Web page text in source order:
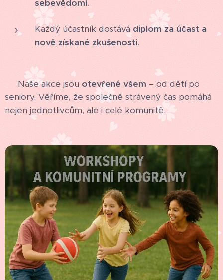
sebevědomí.
Každý účastník dostává diplom za účast a
nově získané zkušenosti.
💛 Naše akce jsou otevřené všem – od dětí po
seniory. Věříme, že společně strávený čas pomáhá
nejen jednotlivcům, ale i celé komunitě.